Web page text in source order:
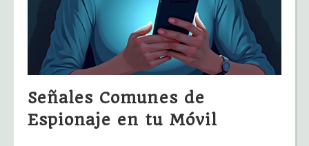
Señales Comunes de
Espionaje en tu Móvil